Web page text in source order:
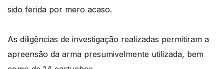
sido ferida por mero acaso.
As diligências de investigação realizadas permitiram a
apreensão da arma presumivelmente utilizada, bem